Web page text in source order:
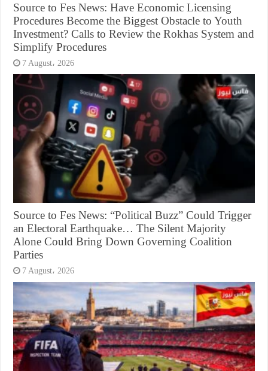
Source to Fes News: Have Economic Licensing
Procedures Become the Biggest Obstacle to Youth
Investment? Calls to Review the Rokhas System and
Simplify Procedures
7 August، 2026
Source to Fes News: “Political Buzz” Could Trigger
an Electoral Earthquake… The Silent Majority
Alone Could Bring Down Governing Coalition
Parties
7 August، 2026